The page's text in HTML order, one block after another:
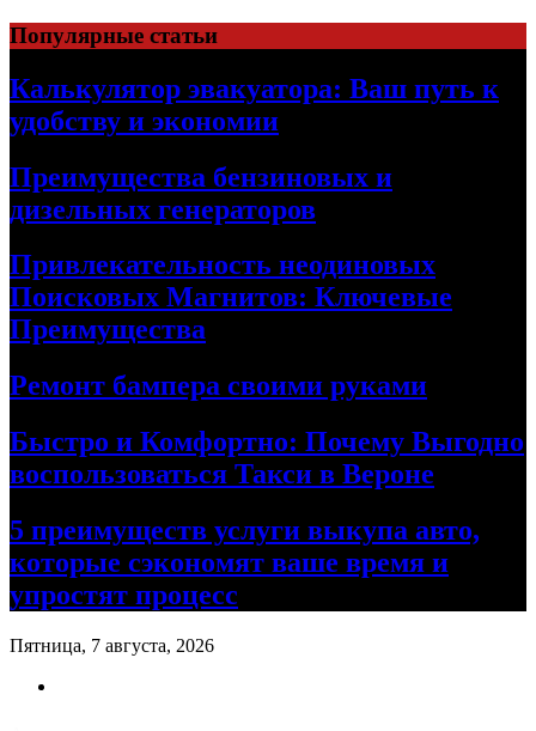
Skip
to
content
Популярные статьи
Калькулятор эвакуатора: Ваш путь к
удобству и экономии
Преимущества бензиновых и
дизельных генераторов
Привлекательность неодиновых
Поисковых Магнитов: Ключевые
Преимущества
Ремонт бампера своими руками
Быстро и Комфортно: Почему Выгодно
воспользоваться Такси в Вероне
5 преимуществ услуги выкупа авто,
которые сэкономят ваше время и
упростят процесс
Пятница, 7 августа, 2026